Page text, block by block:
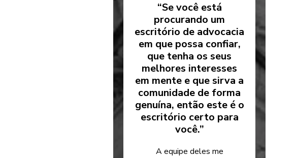
“Se você está
procurando um
escritório de advocacia
em que possa confiar,
que tenha os seus
melhores interesses
em mente e que sirva a
comunidade de forma
genuína, então este é o
escritório certo para
você.”
A equipe deles me